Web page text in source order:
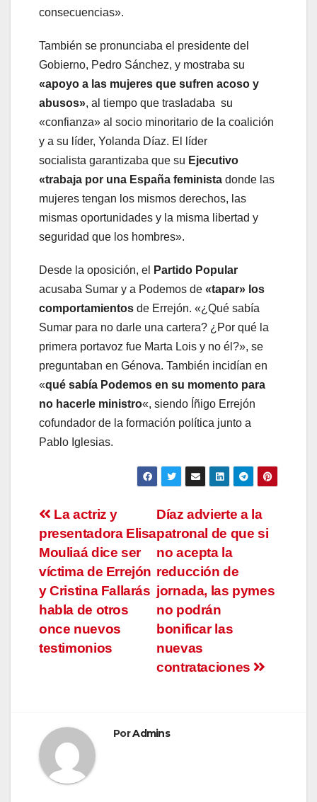
consecuencias».
También se pronunciaba el presidente del
Gobierno, Pedro Sánchez, y mostraba su
«apoyo a las mujeres que sufren acoso y
abusos», al tiempo que trasladaba su
«confianza» al socio minoritario de la coalición
y a su líder, Yolanda Díaz. El líder
socialista garantizaba que su Ejecutivo
«trabaja por una España feminista donde las
mujeres tengan los mismos derechos, las
mismas oportunidades y la misma libertad y
seguridad que los hombres».
Desde la oposición, el
Partido Popular
acusaba Sumar y a Podemos de «tapar» los
comportamientos de Errejón. «¿Qué sabía
Sumar para no darle una cartera? ¿Por qué la
primera portavoz fue Marta Lois y no él?», se
preguntaban en Génova. También incidían en
«qué sabía Podemos en su momento para
no hacerle ministro«, siendo Íñigo Errejón
cofundador de la formación política junto a
Pablo Iglesias.
Navegación
de
entradas
Díaz advierte a la
patronal de que si
no acepta la
reducción de
jornada, las pymes
no podrán
bonificar las
nuevas
contrataciones
La actriz y
presentadora Elisa
Mouliaá dice ser
víctima de Errejón
y Cristina Fallarás
habla de otros
once nuevos
testimonios
PorAdmins